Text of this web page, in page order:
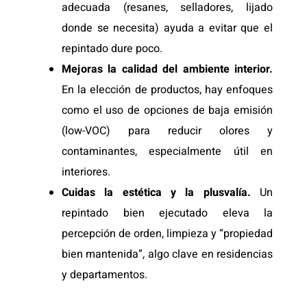
adecuada (resanes, selladores, lijado
donde se necesita) ayuda a evitar que el
repintado dure poco.
Mejoras la calidad del ambiente interior.
En la elección de productos, hay enfoques
como el uso de opciones de baja emisión
(low-VOC) para reducir olores y
contaminantes, especialmente útil en
interiores.
Cuidas la estética y la plusvalía. Un
repintado bien ejecutado eleva la
percepción de orden, limpieza y “propiedad
bien mantenida”, algo clave en residencias
y departamentos.